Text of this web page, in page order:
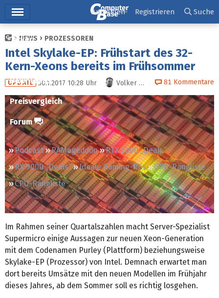
Ticker
Tests
Downloads
Preisvergleich
Forum
Podcast RAMageddon
RTX 5000 „Deals“
RX 9000 „Deals“
Ideale Gaming-PCs
GPU-Rangliste
CPU-Rangliste
Anmelden Registrieren Suche
NEWS PROZESSOREN
Intel Skylake-EP: Frühstart des 32-
Kern-Xeons bereits im Frühsommer
UPDATE 30.1.2017 10:28 Uhr Volker Rißka 81 Kommentare
Im Rahmen seiner Quartalszahlen macht Server-Spezialist
Supermicro einige Aussagen zur neuen Xeon-Generation
mit dem Codenamen Purley (Plattform) beziehungsweise
Skylake-EP (Prozessor) von Intel. Demnach erwartet man
dort bereits Umsätze mit den neuen Modellen im Frühjahr
dieses Jahres, ab dem Sommer soll es richtig losgehen.